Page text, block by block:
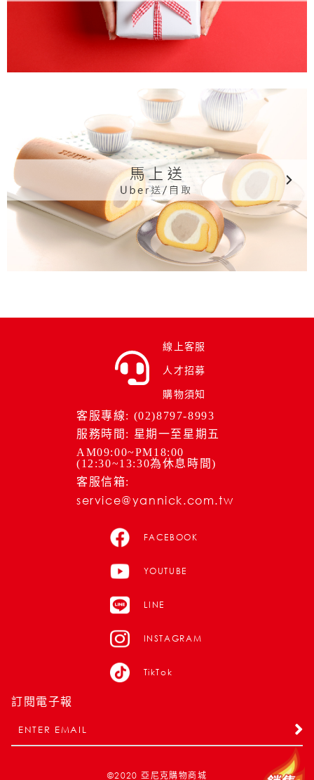
線上客服
人才招募
購物須知
客服專線: (02)8797-8993
服務時間: 星期一至星期五
AM09:00~PM18:00
(12:30~13:30為休息時間)
客服信箱:
service@yannick.com.tw
FACEBOOK
YOUTUBE
LINE
INSTAGRAM
TikTok
訂閱電子報
©2020 亞尼克購物商城